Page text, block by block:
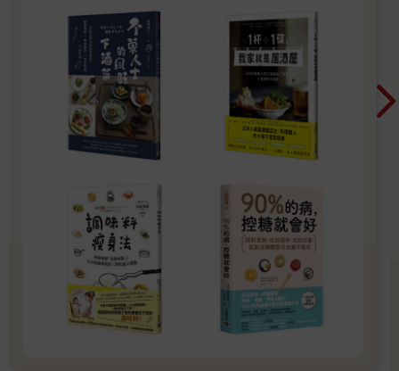
『我不會欺騙任何事情，欺騙很沒有擔當。』
向理來又補充了這句，並開始聊起自己對於表演的啟蒙。
關於ＡＶ男優這塊，他說自己在27歲下定決心要入行後，就有事
先詳細調查過業界前輩跟上網做功課，他主要研究的對象是非常
知名且成功的前輩「鈴木一徹」，一開始兩人偶爾會有小小交
流，但隨著鈴木一徹逐漸引退，兩人互動就變成只有一年一次在
台灣的成人展，自己當初會接觸他也是希望可以從他身上學到一
就是模仿已經成功的鈴木一徹，然後再從中調整。」他說自己在
做牛郎的時期就看了很多少女漫畫，從中學習女生希望被如何對
待、該說哪些話去討好女生，並在自己工作時實際去應用、一邊
吸取經驗，最後則是應用在女性向ＡＶ的拍攝中，也就是向理來
最後成名的關鍵。
他說之前有拍攝過讓女優男優兩人共同生活一天的ＡＶ主題，他
發現拍攝到最後女優都好像真的喜歡上他了，因為他非常擅長營
造出女生會喜歡的氛圍、說出會讓女生動心的台詞，也會察言觀